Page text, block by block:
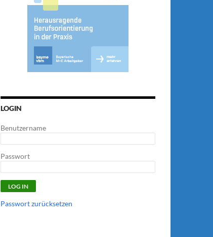
LOGIN
Benutzername
Passwort
Passwort zurücksetzen